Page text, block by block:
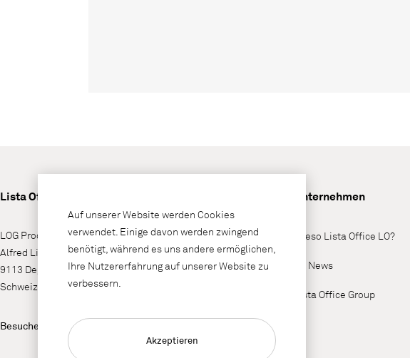
Lista Office LO
LOG Produktions AG
Alfred Lienhard Strasse 2
9113 Degersheim
Schweiz
Besuchen Sie uns auf
Unternehmen
Wieso Lista Office LO?
LO News
Lista Office Group
Auf unserer Website werden Cookies
verwendet. Einige davon werden zwingend
benötigt, während es uns andere ermöglichen,
Ihre Nutzererfahrung auf unserer Website zu
verbessern.
Akzeptieren